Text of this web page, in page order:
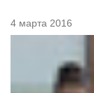
4 марта 2016